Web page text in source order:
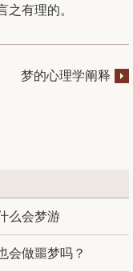
有理的。
梦的心理学阐释
么会梦游
会做噩梦吗？